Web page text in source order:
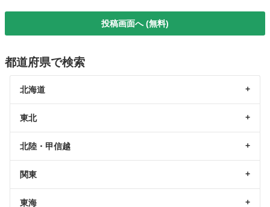
投稿画面へ (無料)
都道府県で検索
北海道
東北
北陸・甲信越
関東
東海